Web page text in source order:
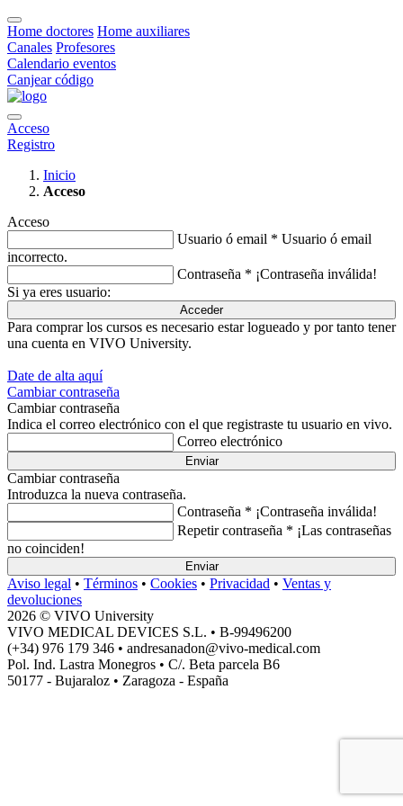
Home doctores Home auxiliares
Canales Profesores
Calendario eventos
Canjear código
Acceso
Registro
Inicio
Acceso
Acceso
Usuario ó email * Usuario ó email
incorrecto.
Contraseña * ¡Contraseña inválida!
Si ya eres usuario:
Acceder
Para comprar los cursos es necesario estar logueado y por tanto tener
una cuenta en VIVO University.
Date de alta aquí
Cambiar contraseña
Cambiar contraseña
Indica el correo electrónico con el que registraste tu usuario en vivo.
Correo electrónico
Enviar
Cambiar contraseña
Introduzca la nueva contraseña.
Contraseña * ¡Contraseña inválida!
Repetir contraseña * ¡Las contraseñas
no coinciden!
Enviar
Aviso legal • Términos • Cookies • Privacidad • Ventas y
devoluciones
2026 © VIVO University
VIVO MEDICAL DEVICES S.L. • B-99496200
(+34) 976 179 346 • andresanadon@vivo-medical.com
Pol. Ind. Lastra Monegros • C/. Beta parcela B6
50177 - Bujaraloz • Zaragoza - España